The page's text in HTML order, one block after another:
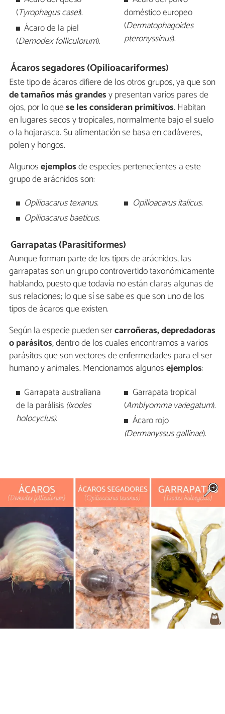
(Tyrophagus casei).
Ácaro de la piel
(Demodex folliculorum).
doméstico europeo
(Dermatophagoides
pteronyssinus).
Ácaros segadores (Opilioacariformes)
Este tipo de ácaros difiere de los otros grupos, ya que son
de tamaños más grandesy presentan varios pares de
ojos, por lo quese les consideran primitivos. Habitan
en lugares secos y tropicales, normalmente bajo el suelo
o la hojarasca. Su alimentación se basa en cadáveres,
polen y hongos.
Algunosejemplosde especies pertenecientes a este
grupo de arácnidos son:
Opilioacarus texanus.
Opilioacarus baeticus.
Opilioacarus italicus.
Garrapatas (Parasitiformes)
Aunque forman parte de los tipos de arácnidos, las
garrapatas son un grupo controvertido taxonómicamente
hablando, puesto que todavía no están claras algunas de
sus relaciones; lo que sí se sabe es que son uno de los
tipos de ácaros que existen.
Según la especie pueden sercarroñeras, depredadoras
o parásitos, dentro de los cuales encontramos a varios
parásitos que son vectores de enfermedades para el ser
humano y animales. Mencionamos algunosejemplos:
Garrapata australiana
de la parálisis(Ixodes
holocyclus).
Garrapata tropical
(Amblyomma variegatum).
Ácaro rojo
(Dermanyssus gallinae).